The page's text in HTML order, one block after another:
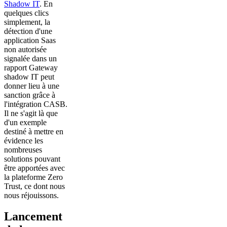
Shadow IT. En
quelques clics
simplement, la
détection d'une
application Saas
non autorisée
signalée dans un
rapport Gateway
shadow IT peut
donner lieu à une
sanction grâce à
l'intégration CASB.
Il ne s'agit là que
d'un exemple
destiné à mettre en
évidence les
nombreuses
solutions pouvant
être apportées avec
la plateforme Zero
Trust, ce dont nous
nous réjouissons.
Lancement